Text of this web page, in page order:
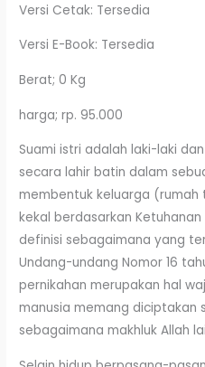
Versi Cetak: Tersedia
Versi E-Book: Tersedia
Berat; 0 Kg
harga; rp. 95.000
Suami istri adalah laki-laki
secara lahir batin dalam
membentuk keluarga
kekal berdasarkan Ketuhanan
definisi sebagaimana yang
Undang-undang Nomor 16
pernikahan merupakan hal
manusia memang diciptakan
sebagaimana makhluk Allah